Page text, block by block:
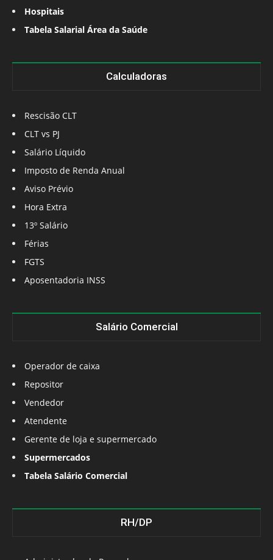
Hospitais
Tabela Salarial Área da Saúde
Calculadoras
Rescisão CLT
CLT vs PJ
Salário Líquido
Imposto de Renda Anual
Aviso Prévio
Hora Extra
13º Salário
Férias
FGTS
Aposentadoria INSS
Salário Comercial
Operador de caixa
Repositor
Vendedor
Atendente
Gerente de loja e supermercado
Supermercados
Tabela Salário Comercial
RH/DP